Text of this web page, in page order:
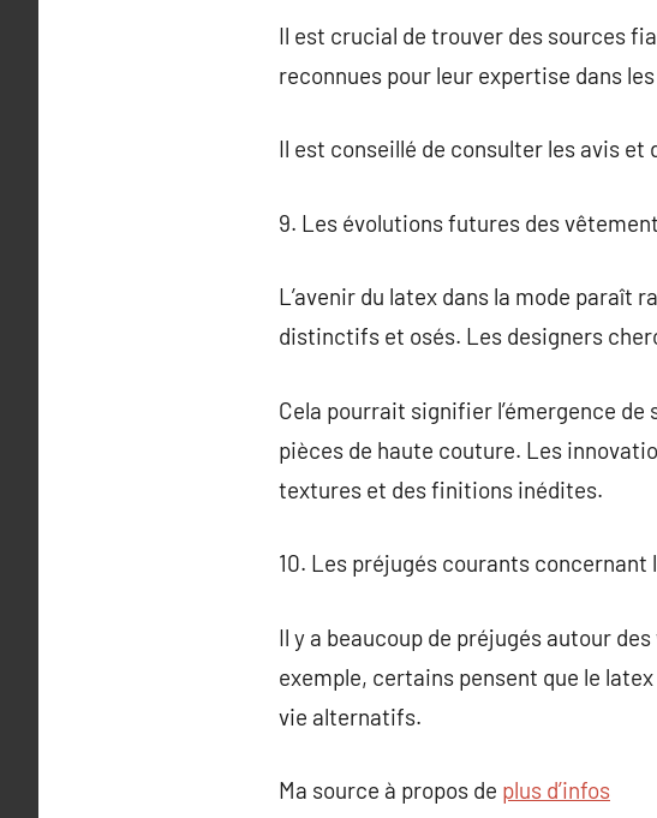
Il est crucial de trouver des sources
reconnues pour leur expertise dans
Il est conseillé de consulter les avis
9. Les évolutions futures des
L’avenir du latex dans la mode paraît
distinctifs et osés. Les designers
Cela pourrait signifier l’émergence
pièces de haute couture. Les
textures et des finitions inédites.
10. Les préjugés courants concernant
Il y a beaucoup de préjugés autour
exemple, certains pensent que le
vie alternatifs.
Ma source à propos de plus d’infos